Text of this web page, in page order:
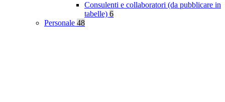
Consulenti e collaboratori (da pubblicare in
tabelle) 6
Personale 48